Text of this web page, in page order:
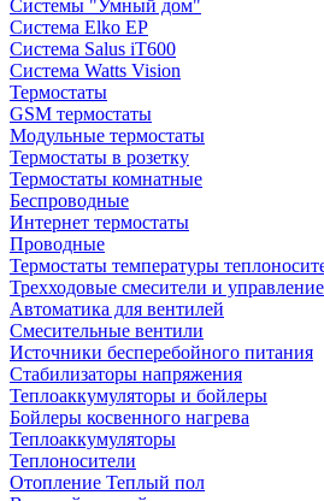
Системы "Умный дом"
Система Elko EP
Система Salus iT600
Система Watts Vision
Термостаты
GSM термостаты
Модульные термостаты
Термостаты в розетку
Термостаты комнатные
Беспроводные
Интернет термостаты
Проводные
Термостаты температуры
Трехходовые смесители и управление
Автоматика для вентилей
Смесительные вентили
Источники бесперебойного питания
Стабилизаторы напряжения
Теплоаккумуляторы и бойлеры
Бойлеры косвенного нагрева
Теплоаккумуляторы
Теплоносители
Отопление Теплый пол